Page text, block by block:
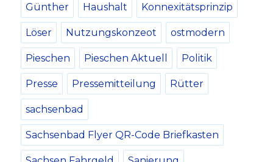
Günther Haushalt Konnexitätsprinzip
Löser Nutzungskonzeot ostmodern
Pieschen Pieschen Aktuell Politik
Presse Pressemitteilung Rütter
sachsenbad
Sachsenbad Flyer QR-Code Briefkasten